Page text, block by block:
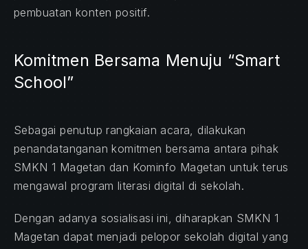
pembuatan konten positif.
Komitmen Bersama Menuju “Smart
School”
Sebagai penutup rangkaian acara, dilakukan
penandatanganan komitmen bersama antara pihak
SMKN 1 Magetan dan Kominfo Magetan untuk terus
mengawal program literasi digital di sekolah.
Dengan adanya sosialisasi ini, diharapkan SMKN 1
Magetan dapat menjadi pelopor sekolah digital yang